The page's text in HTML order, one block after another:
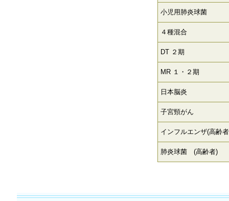
小児用肺炎球菌
４種混合
DT ２期
MR １・２期
日本脳炎
子宮頸がん
インフルエンザ(高齢
肺炎球菌 (高齢者)